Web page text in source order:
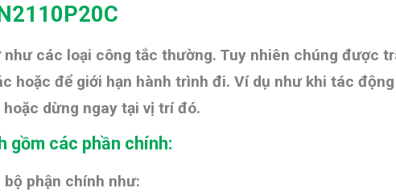
các loại công tắc thường. Tuy nhiên chúng được
hoặc để giới hạn hành trình đi. Ví dụ như khi tác
dừng ngay tại vị trí đó.
gồm các phần chính:
phận chính như: